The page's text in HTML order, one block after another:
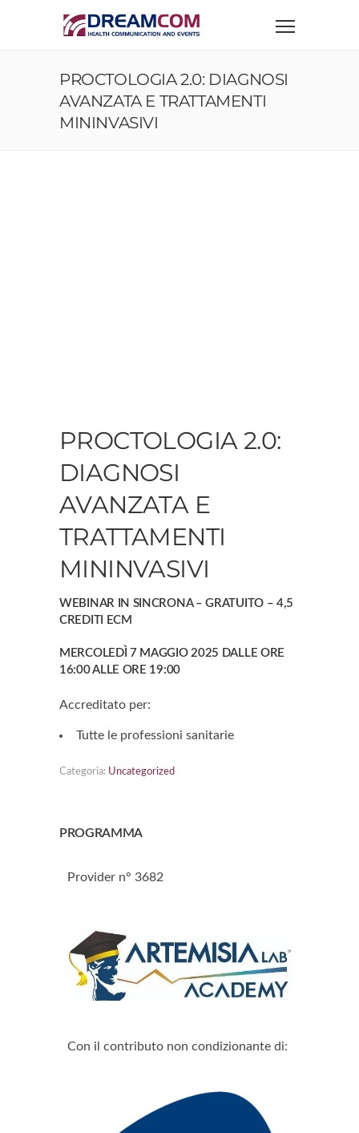
PROCTOLOGIA 2.0: DIAGNOSI
AVANZATA E TRATTAMENTI
MININVASIVI
PROCTOLOGIA 2.0:
DIAGNOSI
AVANZATA E
TRATTAMENTI
MININVASIVI
WEBINAR IN SINCRONA – GRATUITO – 4,5
CREDITI ECM
MERCOLEDÌ 7 MAGGIO 2025 DALLE ORE
16:00 ALLE ORE 19:00
Accreditato per:
Tutte le professioni sanitarie
Categoria: Uncategorized
PROGRAMMA
Provider n° 3682
Con il contributo non condizionante di: